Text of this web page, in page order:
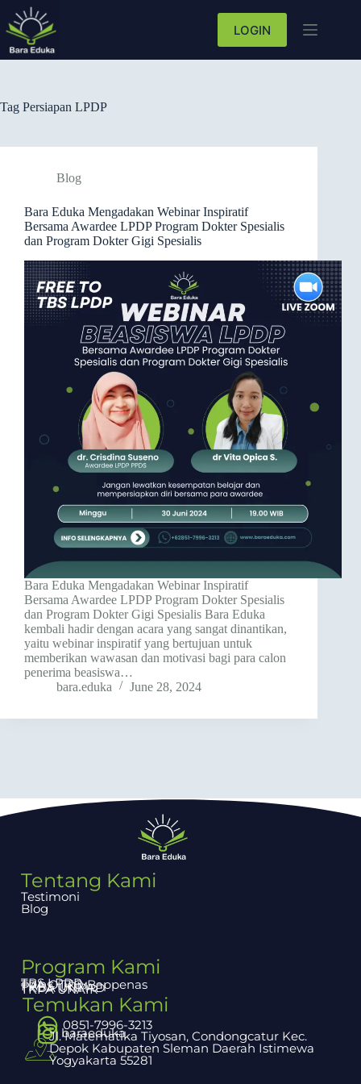
LOGIN
Tag Persiapan LPDP
Blog
Bara Eduka Mengadakan Webinar Inspiratif
Bersama Awardee LPDP Program Dokter Spesialis
dan Program Dokter Gigi Spesialis
Bara Eduka Mengadakan Webinar Inspiratif
Bersama Awardee LPDP Program Dokter Spesialis
dan Program Dokter Gigi Spesialis Bara Eduka
kembali hadir dengan acara yang sangat dinantikan,
yaitu webinar inspiratif yang bertujuan untuk
memberikan wawasan dan motivasi bagi para calon
penerima beasiswa…
bara.eduka
June 28, 2024
Tentang Kami
Testimoni
Blog
Program Kami
TBS LPDP
TPA OTTO Bappenas
PAPS UGM
TKDA UNPAD
TKPA UNAIR
Temukan Kami
0851-7996-3213
baraeduka
Jl. Matematika Tiyosan, Condongcatur Kec.
Depok Kabupaten Sleman Daerah Istimewa
Yogyakarta 55281